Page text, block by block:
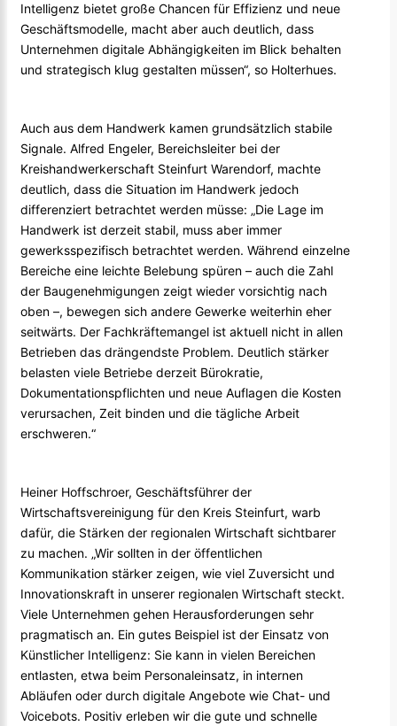
Intelligenz bietet große Chancen für Effizienz und neue
Geschäftsmodelle, macht aber auch deutlich, dass
Unternehmen digitale Abhängigkeiten im Blick behalten
und strategisch klug gestalten müssen“, so Holterhues.
Auch aus dem Handwerk kamen grundsätzlich stabile
Signale. Alfred Engeler, Bereichsleiter bei der
Kreishandwerkerschaft Steinfurt Warendorf, machte
deutlich, dass die Situation im Handwerk jedoch
differenziert betrachtet werden müsse: „Die Lage im
Handwerk ist derzeit stabil, muss aber immer
gewerksspezifisch betrachtet werden. Während einzelne
Bereiche eine leichte Belebung spüren – auch die Zahl
der Baugenehmigungen zeigt wieder vorsichtig nach
oben –, bewegen sich andere Gewerke weiterhin eher
seitwärts. Der Fachkräftemangel ist aktuell nicht in allen
Betrieben das drängendste Problem. Deutlich stärker
belasten viele Betriebe derzeit Bürokratie,
Dokumentationspflichten und neue Auflagen die Kosten
verursachen, Zeit binden und die tägliche Arbeit
erschweren.“
Heiner Hoffschroer, Geschäftsführer der
Wirtschaftsvereinigung für den Kreis Steinfurt, warb
dafür, die Stärken der regionalen Wirtschaft sichtbarer
zu machen. „Wir sollten in der öffentlichen
Kommunikation stärker zeigen, wie viel Zuversicht und
Innovationskraft in unserer regionalen Wirtschaft steckt.
Viele Unternehmen gehen Herausforderungen sehr
pragmatisch an. Ein gutes Beispiel ist der Einsatz von
Künstlicher Intelligenz: Sie kann in vielen Bereichen
entlasten, etwa beim Personaleinsatz, in internen
Abläufen oder durch digitale Angebote wie Chat- und
Voicebots. Positiv erleben wir die gute und schnelle